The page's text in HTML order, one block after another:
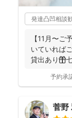
発達凸凹相談
【11月〜ご
いていれば
貸出あり🎁
予約承
菅野